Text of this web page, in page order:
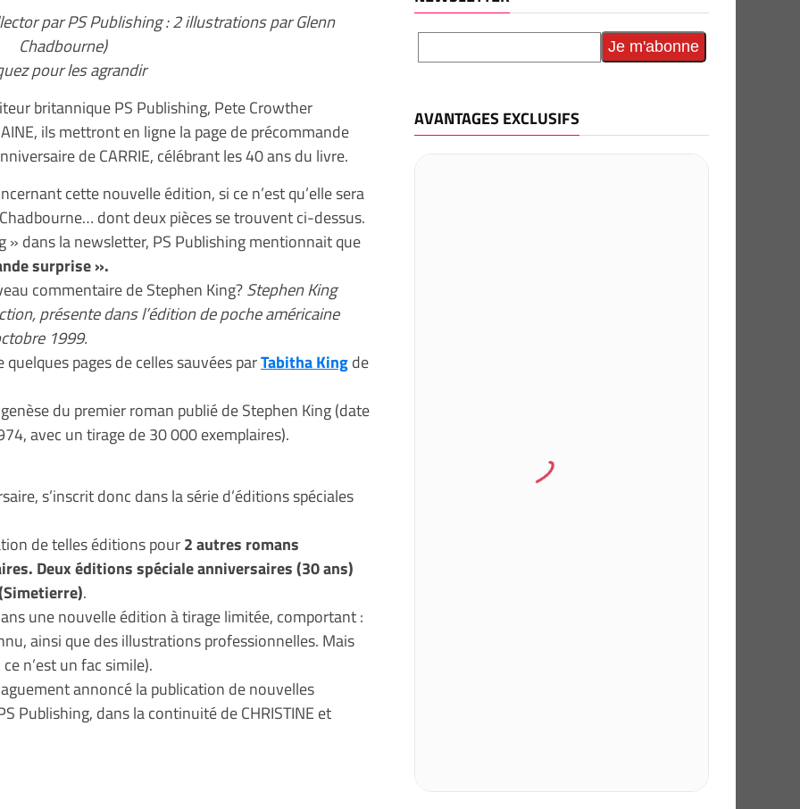
par PS Publishing : 2 illustrations par Glenn
Chadbourne)
pour les agrandir
britannique PS Publishing, Pete Crowther
ils mettront en ligne la page de précommande
de CARRIE, célébrant les 40 ans du livre.
cette nouvelle édition, si ce n’est qu’elle sera
dont deux pièces se trouvent ci-dessus.
» dans la newsletter, PS Publishing mentionnait que
surprise ».
commentaire de Stephen King?Stephen King
présente dans l’édition de poche américaine
1999.
pages de celles sauvées parTabitha Kingde
du premier roman publié de Stephen King (date
avec un tirage de 30 000 exemplaires).
s’inscrit donc dans la série d’éditions spéciales
de telles éditions pour2 autres romans
Deux éditions spéciale anniversaires (30 ans)
.
une nouvelle édition à tirage limitée, comportant :
ainsi que des illustrations professionnelles. Mais
n’est un fac simile).
annoncé la publication de nouvelles
Publishing, dans la continuité de CHRISTINE et
AVANTAGES EXCLUSIFS